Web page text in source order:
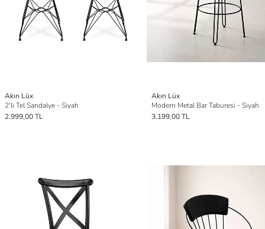
Akın Lüx
2'li Tel Sandalye - Siyah
2.999,00 TL
Akın Lüx
Modern Metal Bar Taburesi - Siyah
3.199,00 TL